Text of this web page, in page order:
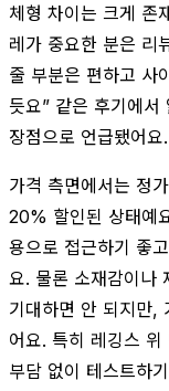
체형 차이는 크게 존
레가 중요한 분은 리
줄 부분은 편하고 사
듯요” 같은 후기에
장점으로 언급됐어요.
가격 측면에서는 정
20% 할인된 상태예
용으로 접근하기 좋
요. 물론 소재감이나
기대하면 안 되지만,
어요. 특히 레깅스
부담 없이 테스트하